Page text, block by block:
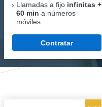
Llamadas a fijo infinitas +
60 min a números
móviles
Contratar